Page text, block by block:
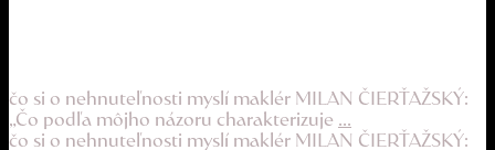
čo si o nehnuteľnosti myslí maklér MILAN ČIERŤAŽSKÝ:
„Čo podľa môjho názoru charakterizuje
čo si o nehnuteľnosti myslí maklér MILAN ČIERŤAŽSKÝ: